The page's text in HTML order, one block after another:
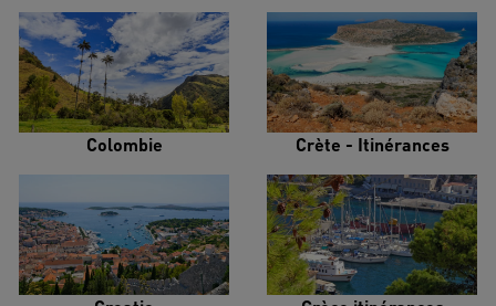
Colombie Crète - Itinérances